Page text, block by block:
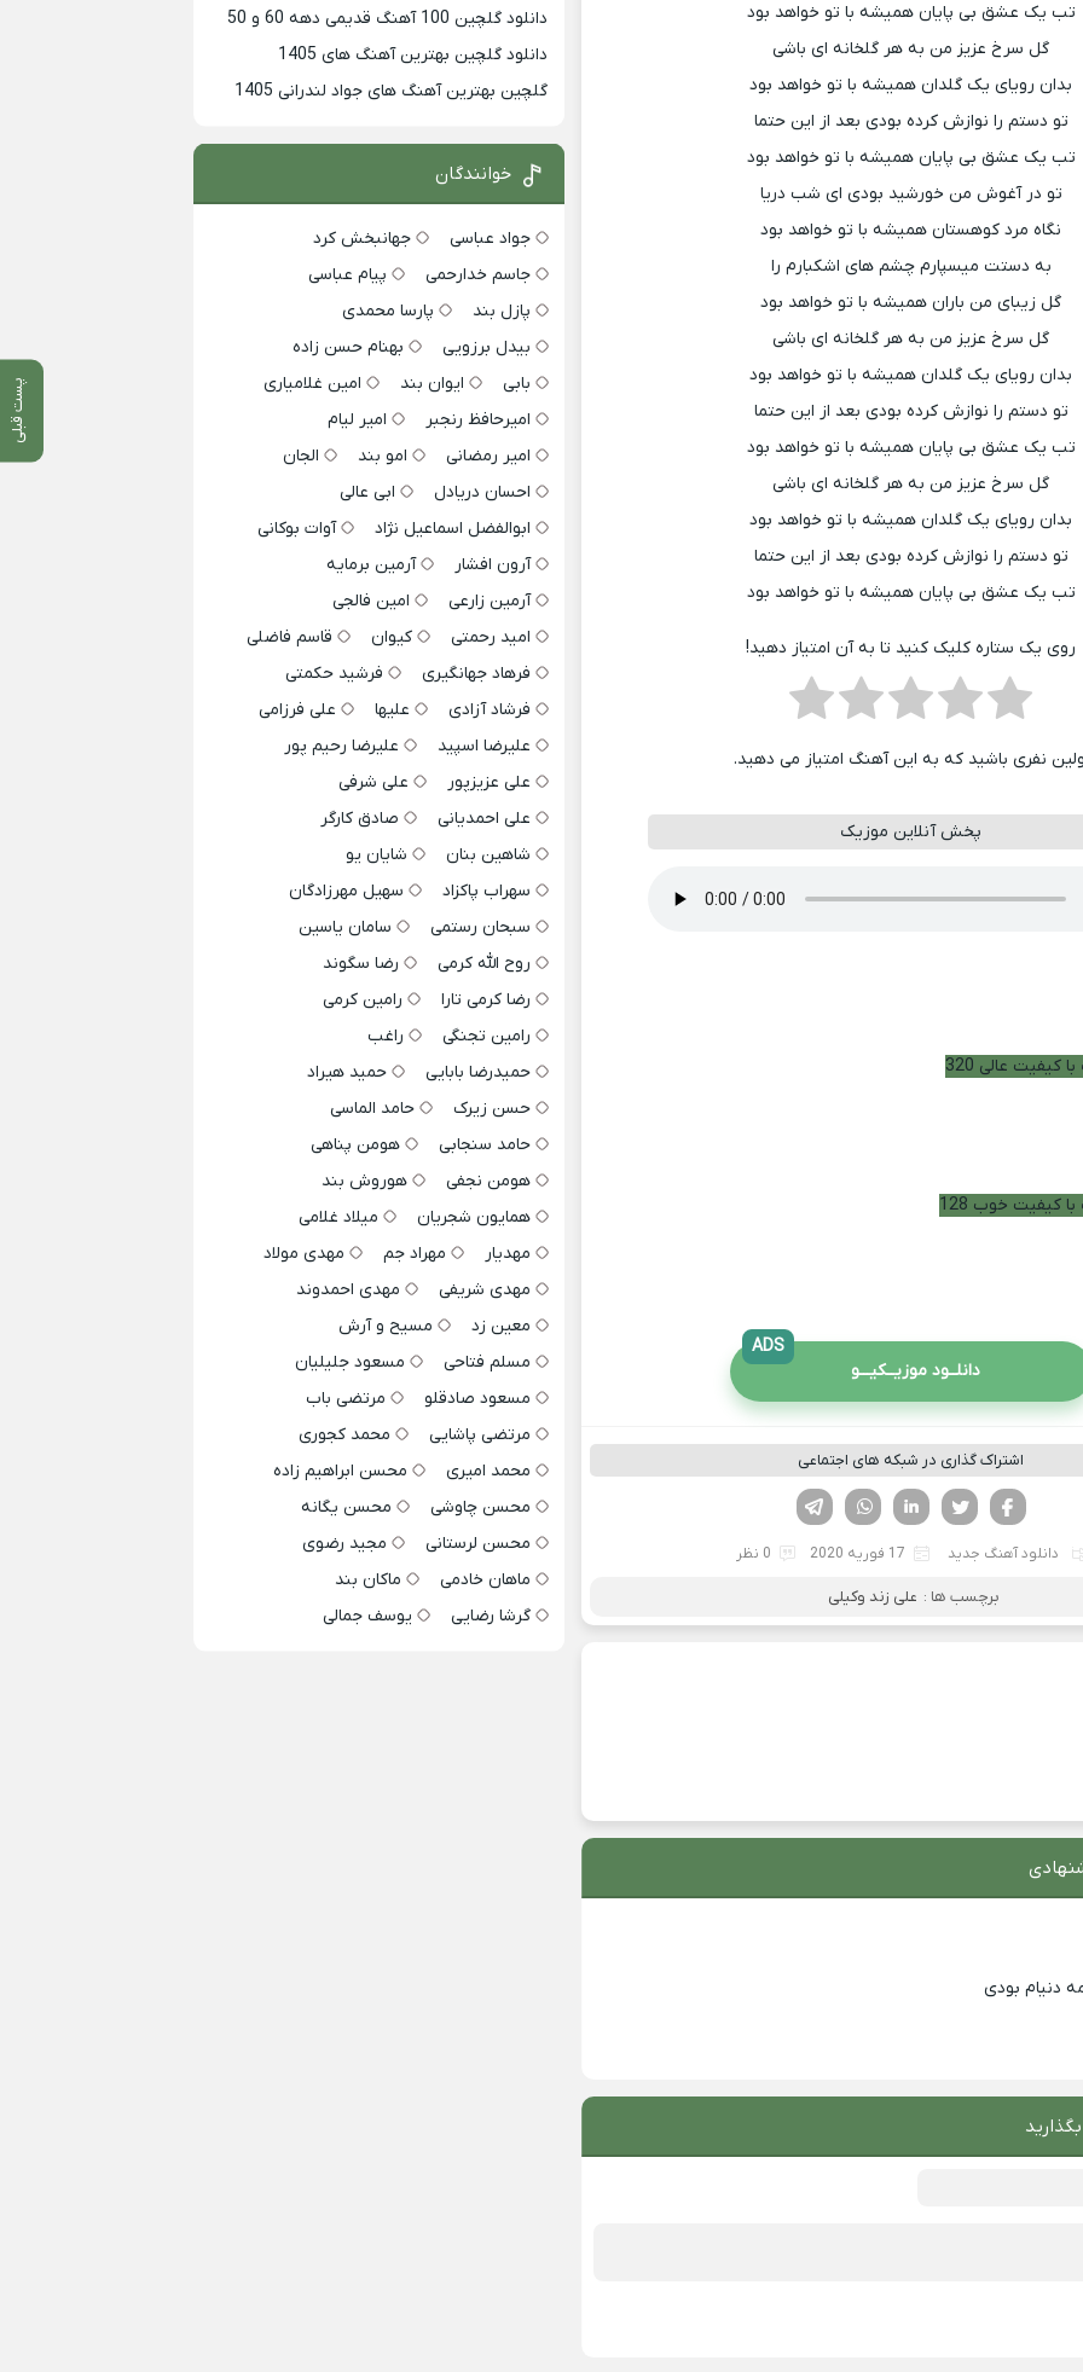
پست قبلی
تب یک عشق بی پایان همیشه با تو خواهد بود
گل سرخ عزیز من به هر گلخانه ای باشی
بدان رویای یک گلدان همیشه با تو خواهد بود
تو دستم را نوازش کرده بودی بعد از این حتما
تب یک عشق بی پایان همیشه با تو خواهد بود
تو در آغوش من خورشید بودی ای شب دریا
نگاه مرد کوهستان همیشه با تو خواهد بود
به دستت میسپارم چشم های اشکبارم را
گل زیبای من باران همیشه با تو خواهد بود
گل سرخ عزیز من به هر گلخانه ای باشی
بدان رویای یک گلدان همیشه با تو خواهد بود
تو دستم را نوازش کرده بودی بعد از این حتما
تب یک عشق بی پایان همیشه با تو خواهد بود
گل سرخ عزیز من به هر گلخانه ای باشی
بدان رویای یک گلدان همیشه با تو خواهد بود
تو دستم را نوازش کرده بودی بعد از این حتما
تب یک عشق بی پایان همیشه با تو خواهد بود
روی یک ستاره کلیک کنید تا به آن امتیاز دهید!
نفری باشید که به این آهنگ امتیاز می دهید.
پخش آنلاین موزیک
کیفیت عالی 320
کیفیت خوب 128
دانلــود موزیــکیـــو
ADS
اشتراک گذاری در شبکه های اجتماعی
لینکدین تویتر
فیسوک
دانلود آهنگ جدید 17 فوریه 2020 0 نظر
برچسب ها : علی زند وکیلی
دنیام بودی
دانلود گلچین 100 آهنگ قدیمی دهه 60 و 50
دانلود گلچین بهترین آهنگ های 1405
گلچین بهترین آهنگ های جواد لندرانی 1405
خوانندگان
جواد عباسی
جهانبخش کرد
جاسم خدارحمی
پیام عباسی
پازل بند
پارسا محمدی
بیدل برزویی
بهنام حسن زاده
بابی
ایوان بند
امین غلامیاری
امیرحافظ رنجبر
امیر لیام
امیر رمضانی
امو بند
الجان
احسان دریادل
ابی عالی
ابوالفضل اسماعیل نژاد
آوات بوکانی
آرون افشار
آرمین برمایه
آرمین زارعی
امین فالجی
امید رحمتی
کیوان
قاسم فاضلی
فرهاد جهانگیری
فرشید حکمتی
فرشاد آزادی
علیها
علی فرزامی
علیرضا اسپید
علیرضا رحیم پور
علی عزیزپور
علی شرفی
علی احمدیانی
صادق کارگر
شاهین بنان
شایان یو
سهراب پاکزاد
سهیل مهرزادگان
سبحان رستمی
سامان یاسین
روح الله کرمی
رضا سگوند
رضا کرمی تارا
رامین کرمی
رامین تجنگی
راغب
حمیدرضا بابایی
حمید هیراد
حسن زیرک
حامد الماسی
حامد سنجابی
هومن پناهی
هومن نجفی
هوروش بند
همایون شجریان
میلاد غلامی
مهدیار
مهراد جم
مهدی مولاد
مهدی شریفی
مهدی احمدوند
معین زد
مسیح و آرش
مسلم فتاحی
مسعود جلیلیان
مسعود صادقلو
مرتضی باب
مرتضی پاشایی
محمد کجوری
محمد امیری
محسن ابراهیم زاده
محسن چاوشی
محسن یگانه
محسن لرستانی
مجید رضوی
ماهان خادمی
ماکان بند
گرشا رضایی
یوسف جمالی